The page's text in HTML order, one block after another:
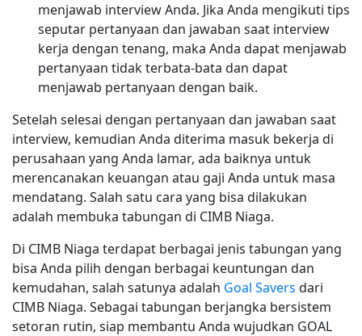
menjawab interview Anda. Jika Anda mengikuti tips
seputar pertanyaan dan jawaban saat interview
kerja dengan tenang, maka Anda dapat menjawab
pertanyaan tidak terbata-bata dan dapat
menjawab pertanyaan dengan baik.
Setelah selesai dengan pertanyaan dan jawaban saat
interview, kemudian Anda diterima masuk bekerja di
perusahaan yang Anda lamar, ada baiknya untuk
merencanakan keuangan atau gaji Anda untuk masa
mendatang. Salah satu cara yang bisa dilakukan
adalah membuka tabungan di CIMB Niaga.
Di CIMB Niaga terdapat berbagai jenis tabungan yang
bisa Anda pilih dengan berbagai keuntungan dan
kemudahan, salah satunya adalah Goal Savers dari
CIMB Niaga. Sebagai tabungan berjangka bersistem
setoran rutin, siap membantu Anda wujudkan GOAL